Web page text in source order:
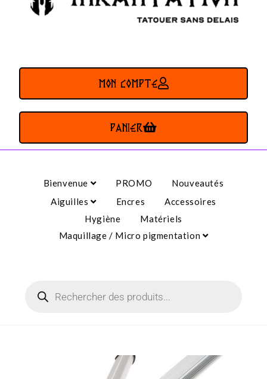
MON COMPTE
PANIER
Bienvenue PROMO
Nouveautés
Aiguilles
Encres
Accessoires
Hygiène
Matériels
Maquillage / Micro pigmentation